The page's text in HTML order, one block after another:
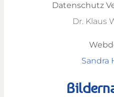
Datenschutz
Dr. Klaus
Sandra